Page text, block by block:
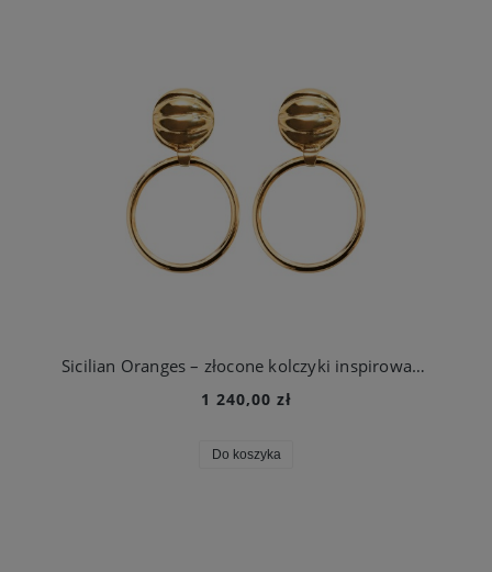
Sicilian Oranges – złocone kolczyki inspirowane sycylijskimi pomarańczami
1 240,00 zł
Do koszyka